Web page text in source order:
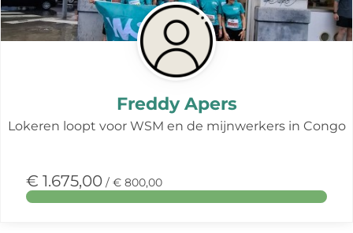
Freddy Apers
Lokeren loopt voor WSM en de mijnwerkers in Congo
€ 1.675,00 / € 800,00